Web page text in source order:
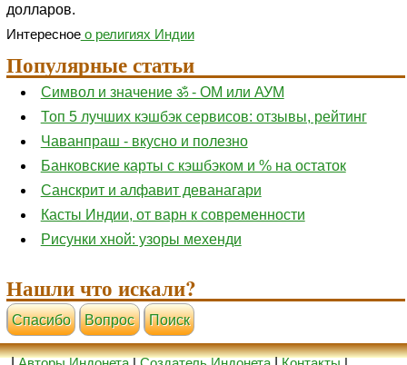
долларов.
Интересноео религиях Индии
Популярные статьи
Символ и значение ॐ - ОМ или АУМ
Топ 5 лучших кэшбэк сервисов: отзывы, рейтинг
Чаванпраш - вкусно и полезно
Банковские карты с кэшбэком и % на остаток
Санскрит и алфавит деванагари
Касты Индии, от варн к современности
Рисунки хной: узоры мехенди
Нашли что искали?
Cпасибо Вопрос Поиск